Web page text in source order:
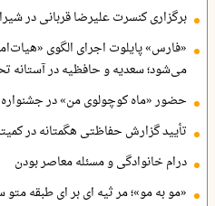
برگزاری کنسرت علیرضا قربانی در
«فارس» پایلوت اجرای الگوی
می‌شود؛ سعدیه و حافظیه در آستانه
حضور «ماه کوچولوی من» در جشنواره
تأیید گزارش حفاظتی هگمتانه در
درام خانوادگی و مسئله معاصر بودن
«مو به مو»؛ مر ثیه ای بر ای طبقه